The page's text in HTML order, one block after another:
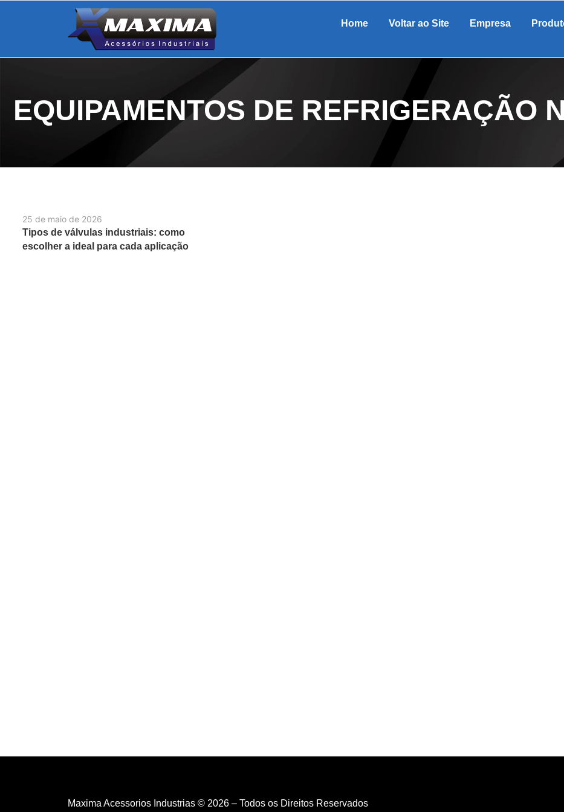
Home Voltar ao Site Empresa
EQUIPAMENTOS DE REFRIGERAÇÃO
25 de maio de 2026
Tipos de válvulas industriais: como
escolher a ideal para cada aplicação
Maxima Acessorios Industrias © 2026 – Todos os Direitos Reservados